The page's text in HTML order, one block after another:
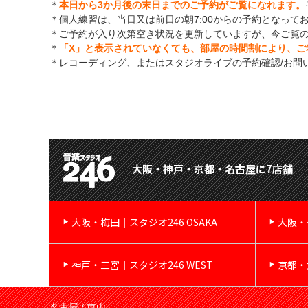
＊ 本日から3か月後の末日までのご予約がご覧になれます。
＊個人練習は、当日又は前日の朝7:00からの予約となって
＊ご予約が入り次第空き状況を更新していますが、今ご
＊
「X」と表示されていなくても、部屋の時間割により、
＊レコーディング、またはスタジオライブの予約確認/お
大阪・神戸・京都・名古屋に7店舗
大阪・梅田｜スタジオ246 OSAKA 大阪
神戸・三宮｜スタジオ246 WEST 京都